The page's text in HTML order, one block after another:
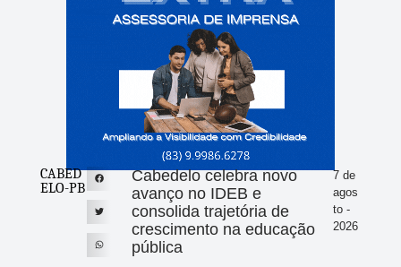
CABED
ELO-PB
Cabedelo celebra novo
avanço no IDEB e
consolida trajetória de
crescimento na educação
pública
7 de
agos
to -
2026